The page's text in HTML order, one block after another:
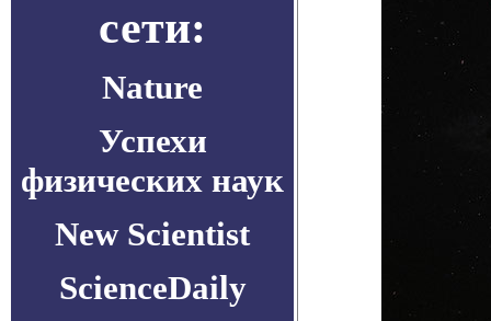
сети:
Nature
Успехи
физических наук
New Scientist
ScienceDaily